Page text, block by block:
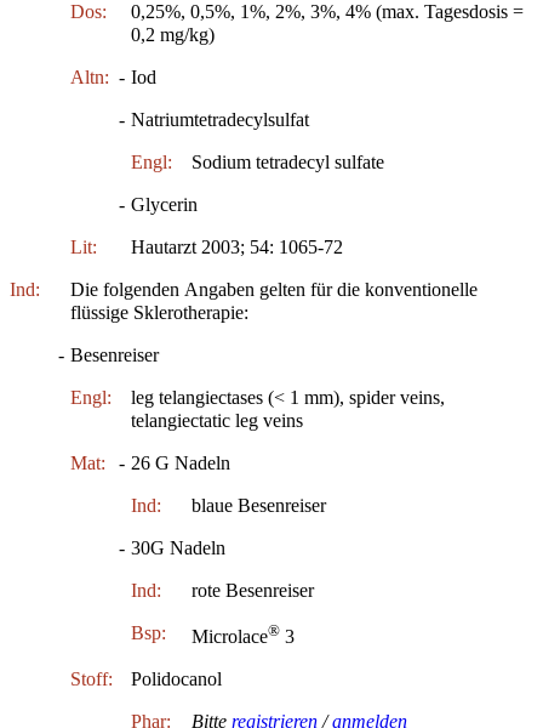
Dos:
0,25%, 0,5%, 1%, 2%, 3%, 4% (max. Tagesdosis =
0,2 mg/kg)
Altn: - Iod
- Natriumtetradecylsulfat
Engl: Sodium tetradecyl sulfate
- Glycerin
Lit: Hautarzt 2003; 54: 1065-72
Ind:
Die folgenden Angaben gelten für die konventionelle
flüssige Sklerotherapie:
- Besenreiser
Engl:
leg telangiectases (< 1 mm), spider veins,
telangiectatic leg veins
Mat: - 26 G Nadeln
Ind: blaue Besenreiser
- 30G Nadeln
Ind: rote Besenreiser
Bsp: Microlace® 3
Stoff: Polidocanol
Phar: Bitte registrieren /anmelden